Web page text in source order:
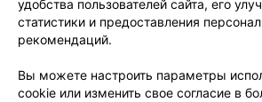
Вакансии
Партнеры
Написать руководителю
Персональные настройки
удобства пользователей сайта, его
статистики и предоставления
рекомендаций.
Вы можете настроить параметры
cookie или изменить свое согласие в